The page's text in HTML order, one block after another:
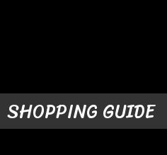
SHOPPING GUIDE